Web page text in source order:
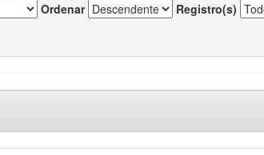
Ordenar Registro(s)